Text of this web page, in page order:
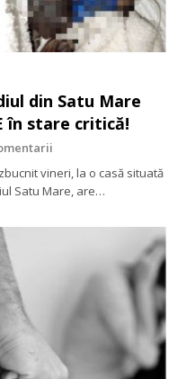
din Satu Mare
în stare critică!
vineri, la o casă situată
Satu Mare, are…